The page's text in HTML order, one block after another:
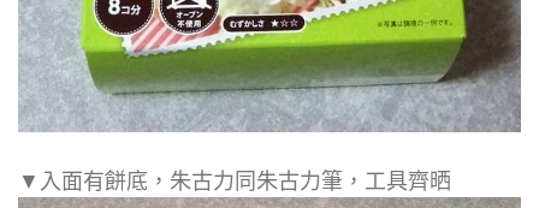
▼入面有餅底，朱古力同朱古力筆，工具齊晒